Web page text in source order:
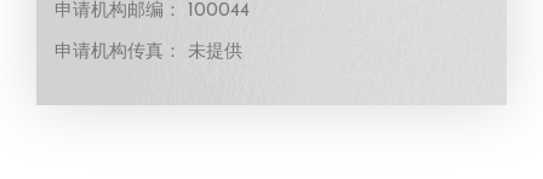
申请机构邮编： 100044
申请机构传真： 未提供